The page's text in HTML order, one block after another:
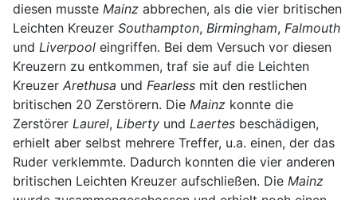
diesen musste Mainz abbrechen, als die vier britischen
Leichten Kreuzer Southampton, Birmingham, Falmouth
und Liverpool eingriffen. Bei dem Versuch vor diesen
Kreuzern zu entkommen, traf sie auf die Leichten
Kreuzer Arethusa und Fearless mit den restlichen
britischen 20 Zerstörern. Die Mainz konnte die
Zerstörer Laurel, Liberty und Laertes beschädigen,
erhielt aber selbst mehrere Treffer, u.a. einen, der das
Ruder verklemmte. Dadurch konnten die vier anderen
britischen Leichten Kreuzer aufschließen. Die Mainz